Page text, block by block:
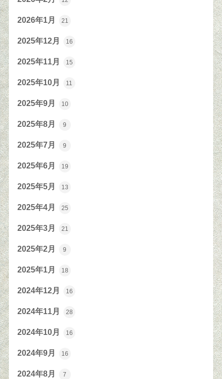
2026年1月 21
2025年12月 16
2025年11月 15
2025年10月 11
2025年9月 10
2025年8月 9
2025年7月 9
2025年6月 19
2025年5月 13
2025年4月 25
2025年3月 21
2025年2月 9
2025年1月 18
2024年12月 16
2024年11月 28
2024年10月 16
2024年9月 16
2024年8月 7